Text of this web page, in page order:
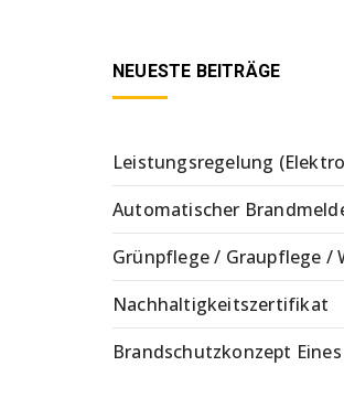
NEUESTE BEITRÄGE
Leistungsregelung
Automatischer
Grünpflege / Graupflege /
Nachhaltigkeitszertifikat
Brandschutzkonzept